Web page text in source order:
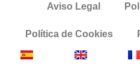
Aviso Legal
Política de Cookies